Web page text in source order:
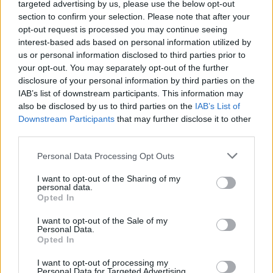
targeted advertising by us, please use the below opt-out
section to confirm your selection. Please note that after your
opt-out request is processed you may continue seeing
interest-based ads based on personal information utilized by
us or personal information disclosed to third parties prior to
your opt-out. You may separately opt-out of the further
disclosure of your personal information by third parties on the
IAB’s list of downstream participants. This information may
also be disclosed by us to third parties on the IAB’s List of
Downstream Participants that may further disclose it to other
Personal Data Processing Opt Outs
I want to opt-out of the Sharing of my
personal data.
Opted In
I want to opt-out of the Sale of my
Personal Data.
Opted In
I want to opt-out of processing my
Ροή ειδήσεων Δημοφιλή
17:49
Ταλαιπωρία για τον κόσμο του ΟΦΗ: Προβλήματα με την
πλατφόρμα των εισιτηρίων του Σούπερ Καπ
Δήμος Αγίου Νικολάου: «Κανένα έργο δεν χάθηκε – Οι
παρεμβάσεις στις αθλητικές υποδομές προχωρούν»
κατηγορείται για την υπόθεση της Marfin
Κρήτη: Το ναυλωμένο πλοίο έφυγε, οι μετανάστες πήγαν